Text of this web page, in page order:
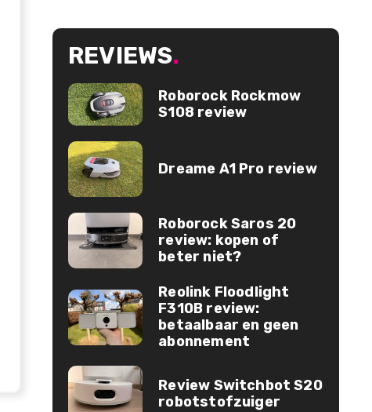
REVIEWS.
Roborock Rockmow
S108 review
Dreame A1 Pro review
Roborock Saros 20
review: kopen of
beter niet?
Reolink Floodlight
F310B review:
betaalbaar en geen
abonnement
Review Switchbot S20
robotstofzuiger